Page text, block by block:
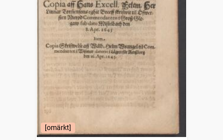
[omärkt]